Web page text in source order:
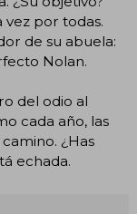
vez por todas.
de su abuela:
Nolan.
del odio al
cada año, las
¿Has
echada.